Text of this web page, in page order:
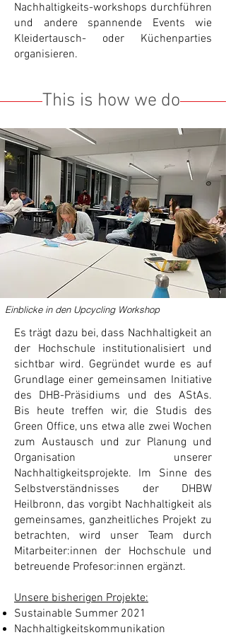
Nachhaltigkeits-workshops durchführen
und andere spannende Events wie
Kleidertausch- oder Küchenparties
organisieren.
This is how we do
Einblicke in den Upcycling Workshop
Es trägt dazu bei, dass Nachhaltigkeit an
der Hochschule institutionalisiert und
sichtbar wird. Gegründet wurde es auf
Grundlage einer gemeinsamen Initiative
des DHB-Präsidiums und des AStAs.
Bis heute treffen wir, die Studis des
Green Office, uns etwa alle zwei Wochen
zum Austausch und zur Planung und
Organisation unserer
Nachhaltigkeitsprojekte. Im Sinne des
Selbstverständnisses der DHBW
Heilbronn, das vorgibt Nachhaltigkeit als
gemeinsames, ganzheitliches Projekt zu
betrachten, wird unser Team durch
Mitarbeiter:innen der Hochschule und
betreuende Profesor:innen ergänzt.
Unsere bisherigen Projekte:
Sustainable Summer 2021
Nachhaltigkeitskommunikation